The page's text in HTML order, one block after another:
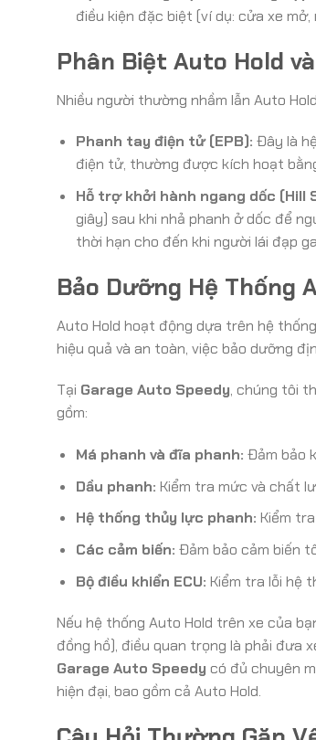
điều kiện đặc biệt (ví dụ: cửa xe
Phân Biệt Auto Hold
Nhiều người thường nhầm lẫn Auto
Phanh tay điện tử (EPB): Đây là
điện tử, thường được kích hoạt
Hỗ trợ khởi hành ngang dốc (Hill
giây) sau khi nhả phanh ở dốc để
thời hạn cho đến khi người lái đạp
Bảo Dưỡng Hệ Thống
Auto Hold hoạt động dựa trên hệ
hiệu quả và an toàn, việc bảo dưỡng
Tại Garage Auto Speedy, chúng tôi
gồm:
Má phanh và đĩa phanh: Đảm bảo
Dầu phanh: Kiểm tra mức và chất
Hệ thống thủy lực phanh: Kiểm
Các cảm biến: Đảm bảo cảm biến
Bộ điều khiển ECU: Kiểm tra lỗi hệ
Nếu hệ thống Auto Hold trên xe của
đồng hồ), điều quan trọng là phải đưa
Garage Auto Speedy có đủ chuyên
hiện đại, bao gồm cả Auto Hold.